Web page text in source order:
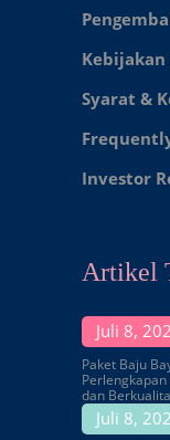
Kebijakan
Syarat &
Investor
Artikel
Juli 8,
Paket Baju
dan
Juli 8,